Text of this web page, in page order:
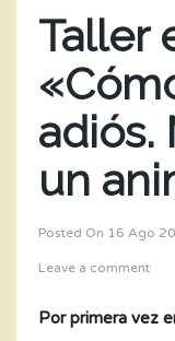
Taller
adiós.
un
Posted On 16 Ago
Leave a comment
Por primera vez